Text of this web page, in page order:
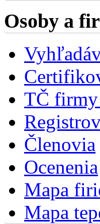
Osoby a
TČ
Členovia
Ocenenia
Mapa
Mapa